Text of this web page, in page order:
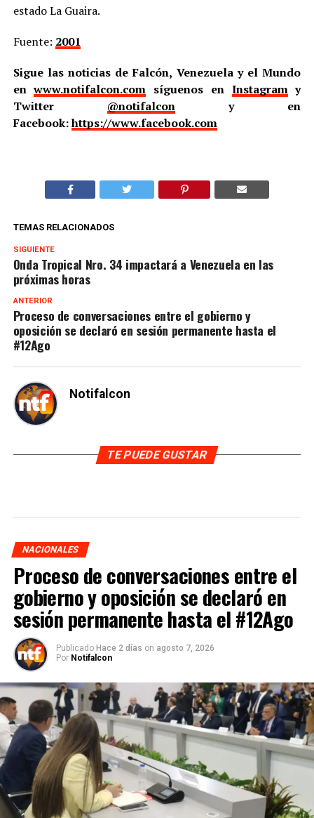
estado La Guaira.
Fuente: 2001
Sigue las noticias de Falcón, Venezuela y el Mundo
enwww.notifalcon.com síguenos en Instagramy
Twitter @notifalcony en
Facebook:https://www.facebook.com
TEMAS RELACIONADOS
SIGUIENTE
Onda Tropical Nro. 34 impactará a Venezuela en las
próximas horas
ANTERIOR
Proceso de conversaciones entre el gobierno y
oposición se declaró en sesión permanente hasta el
#12Ago
Notifalcon
TE PUEDE GUSTAR
NACIONALES
Proceso de conversaciones entre el
gobierno y oposición se declaró en
sesión permanente hasta el #12Ago
Publicado Hace 2 días on agosto 7, 2026
Por Notifalcon